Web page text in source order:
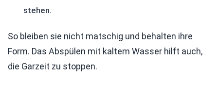
stehen.
So bleiben sie nicht matschig und behalten ihre
Form. Das Abspülen mit kaltem Wasser hilft auch,
die Garzeit zu stoppen.